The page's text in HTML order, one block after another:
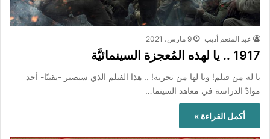
عبد المنعم أديب 9 مارس، 2021
1917 .. يا لهذه المُعجزة السينمائيَّة
يا له من فيلم! ويا لها من تجربة! .. هذا الفيلم الذي سيصير -يقينًا- أحد
موادّ الدراسة في معاهد السينما…
أكمل القراءة »